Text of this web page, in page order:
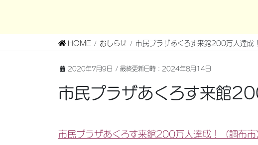
キ
に
HOME おしらせ 市民プラザあくろす来館200万人達成！
2020年7月9日 / 最終更新日時 : 2024年8月14日
市民プラザあくろす来館
市民プラザあくろす来館200万人達成！（調布市